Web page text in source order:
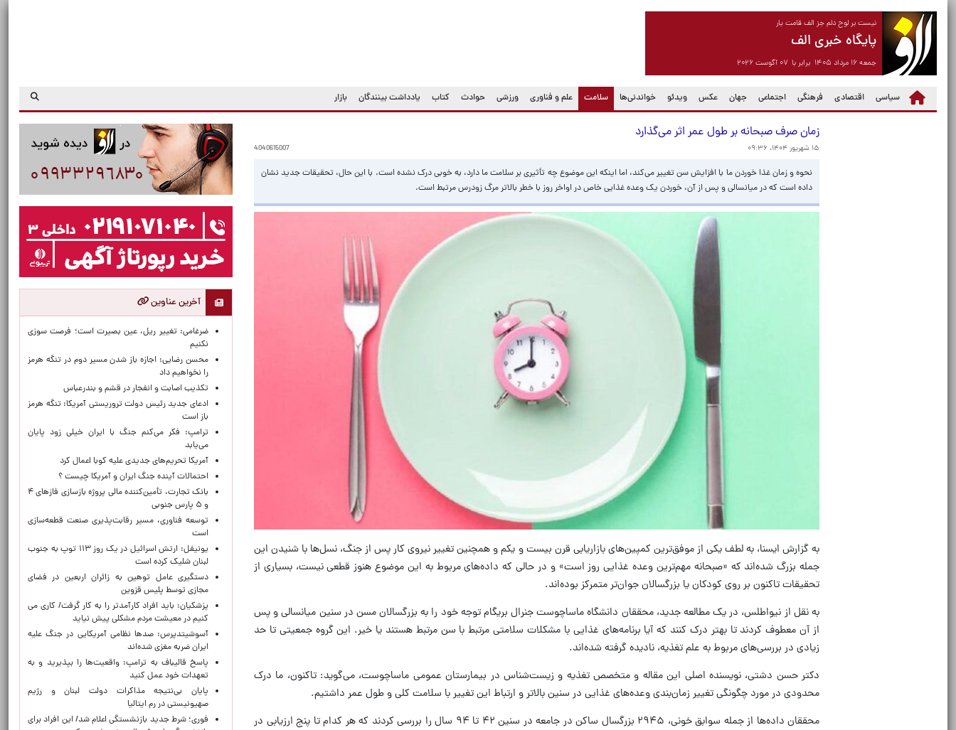
نیست بر لوح دلم جز الف قامت یار
پایگاه خبری الف
جمعه ۱۶ مرداد ۱۴۰۵ برابر با ۰۷ آگوست ۲۰۲۶
سیاسی اقتصادی فرهنگی اجتماعی جهان عکس ویدئو خواندنی‌ها سلامت
(current) علم و فناوری ورزشی حوادث کتاب یادداشت بینندگان بازار
زمان صرف صبحانه بر طول عمر اثر می‌گذارد
۱۵ شهریور ۱۴۰۴، ۰۹:۳۶ 4040615007
نحوه و زمان غذا خوردن ما با افزایش سن تغییر می‌کند، اما اینکه این موضوع چه تأثیری بر سلامت ما دارد، به خوبی درک نشده است. با این حال، تحقیقات جدید نشان
داده است که در میانسالی و پس از آن، خوردن یک وعده غذایی خاص در اواخر روز با خطر بالاتر مرگ زودرس مرتبط است.
به گزارش ایسنا، به لطف یکی از موفق‌ترین کمپین‌های بازاریابی قرن بیست و یکم و همچنین تغییر نیروی کار پس از جنگ، نسل‌ها با شنیدن این
جمله بزرگ شده‌اند که «صبحانه مهم‌ترین وعده غذایی روز است» و در حالی که داده‌های مربوط به این موضوع هنوز قطعی نیست، بسیاری از
تحقیقات تاکنون بر روی کودکان یا بزرگسالان جوان‌تر متمرکز بوده‌اند.
به نقل از نیواطلس، در یک مطالعه جدید، محققان دانشگاه ماساچوست جنرال بریگام توجه خود را به بزرگسالان مسن در سنین میانسالی و پس
از آن معطوف کردند تا بهتر درک کنند که آیا برنامه‌های غذایی با مشکلات سلامتی مرتبط با سن مرتبط هستند یا خیر. این گروه جمعیتی تا حد
زیادی در بررسی‌های مربوط به علم تغذیه، نادیده گرفته شده‌اند.
دکتر حسن دشتی، نویسنده‌ اصلی این مقاله و متخصص تغذیه و زیست‌شناس در بیمارستان عمومی ماساچوست، می‌گوید: تاکنون، ما درک
محدودی در مورد چگونگی تغییر زمان‌بندی وعده‌های غذایی در سنین بالاتر و ارتباط این تغییر با سلامت کلی و طول عمر داشتیم.
محققان داده‌ها از جمله سوابق خونی، ۲۹۴۵ بزرگسال ساکن در جامعه در سنین ۴۲ تا ۹۴ سال را بررسی کردند که هر کدام تا پنج ارزیابی در
آخرین عناوین
ضرغامی: تغییر ریل، عین بصیرت است؛ فرصت سوزی
نکنیم
محسن رضایی: اجازه باز شدن مسیر دوم در تنگه هرمز
را نخواهیم داد
تکذیب اصابت و انفجار در قشم و بندرعباس
ادعای جدید رئیس دولت تروریستی آمریکا: تنگه هرمز
باز است
ترامپ: فکر می‌کنم جنگ با ایران خیلی زود پایان
می‌یابد
آمریکا تحریم‌های جدیدی علیه کوبا اعمال کرد
احتمالات آینده جنگ ایران و آمریکا چیست ؟
بانک تجارت، تأمین‌کننده مالی پروژه بازسازی فازهای ۴
و ۵ پارس جنوبی
توسعه فناوری، مسیر رقابت‌پذیری صنعت قطعه‌سازی
است
یونیفل: ارتش اسرائیل در یک روز ۱۱۳ توپ به جنوب
لبنان شلیک کرده است
دستگیری عامل توهین به زائران اربعین در فضای
مجازی توسط پلیس قزوین
پزشکیان: باید افراد کارآمدتر را به کار گرفت/ کاری می
کنیم در معیشت مردم مشکلی پیش نیاید
آسوشیتدپرس: صدها نظامی آمریکایی در جنگ علیه
ایران ضربه مغزی شده‌اند
پاسخ قالیباف به ترامپ: واقعیت‌ها را بپذیرید و به
تعهدات خود عمل کنید
پایان بی‌نتیجه مذاکرات دولت لبنان و رژیم
صهیونیستی در رم ایتالیا
فوری؛ شرط جدید بازنشستگی اعلام شد/ این افراد برای